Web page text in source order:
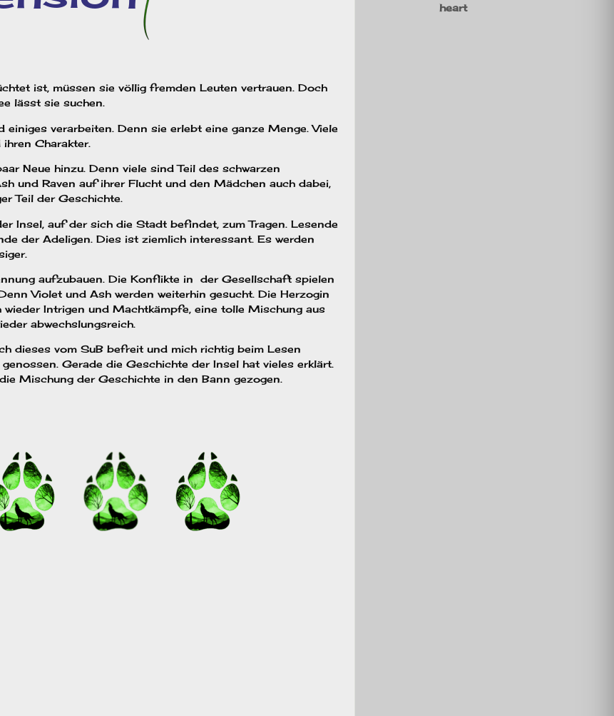
ist, müssen sie völlig fremden Leuten vertrauen. Doch
lässt sie suchen.
verarbeiten. Denn sie erlebt eine ganze Menge. Viele
Charakter.
Neue hinzu. Denn viele sind Teil des schwarzen
und Raven auf ihrer Flucht und den Mädchen auch dabei,
Teil der Geschichte.
Insel, auf der sich die Stadt befindet, zum Tragen. Lesende
der Adeligen. Dies ist ziemlich interessant. Es werden
aufzubauen. Die Konflikte in der Gesellschaft spielen
Violet und Ash werden weiterhin gesucht. Die Herzogin
Intrigen und Machtkämpfe, eine tolle Mischung aus
abwechslungsreich.
dieses vom SuB befreit und mich richtig beim Lesen
Gerade die Geschichte der Insel hat vieles erklärt.
Mischung der Geschichte in den Bann gezogen.
heart